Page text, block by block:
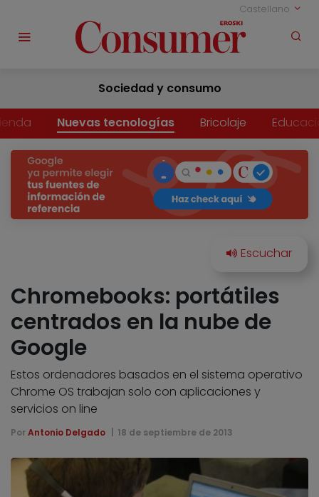
Castellano
Sociedad y consumo
Nuevas tecnologías Bricolaje
Chromebooks: portátiles
centrados en la nube de
Google
Estos ordenadores basados en el sistema operativo
Chrome OS trabajan solo con aplicaciones y
servicios on line
Por Antonio Delgado 18 de septiembre de 2013